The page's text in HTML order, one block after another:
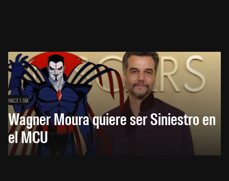
HACE 1 DÍA
Wagner Moura quiere ser Siniestro en
el MCU